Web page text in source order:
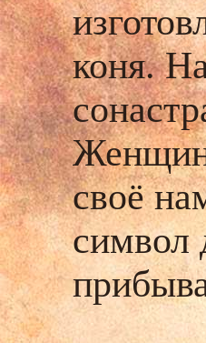
коня.
своё
символ